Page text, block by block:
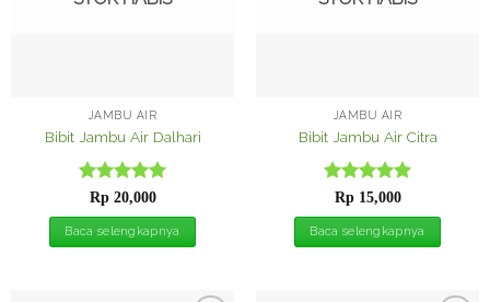
JAMBU AIR
Bibit Jambu Air Dalhari
Dinilai5
dari 5
Rp20,000
Baca selengkapnya
JAMBU AIR
Bibit Jambu Air Citra
Dinilai5
dari 5
Rp15,000
Baca selengkapnya